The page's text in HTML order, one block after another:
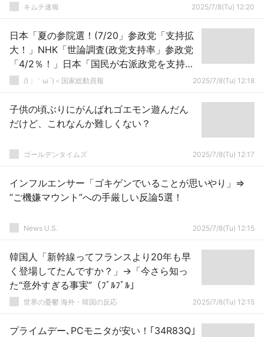
キムチ速報 2025/7/8(Tu) 12:20
日本「夏の参院選！(7/20」参政党「支持拡
大！」NHK「世論調査(政党支持率」参政党
「4/2％！」日本「国民が右派政党を支持
(重要」有権者「保守政権の誕生希望」→
/)；｀ω´)＜国家総動員報 2025/7/8(Tu) 12:18
子供の頃ぶりにがんばれゴエモン遊んだん
だけど、これなんか難しくない？
ゴールデンタイムズ 2025/7/8(Tu) 12:17
インフルエンサー「ゴキゲンでいることが思いやり」⇒
“ご機嫌マウント”への手厳しい反論5選！
News U.S. 2025/7/8(Tu) 12:15
韓国人「新幹線ってフランスより20年も早
く登場してたんですか？」→「今さら知っ
た“意外すぎる事実”（ﾌﾞﾙﾌﾞﾙ」
世界の憂鬱 海外・韓国の反応 2025/7/8(Tu) 12:15
プライムデー､PCモニタが安い！｢34R83Q｣